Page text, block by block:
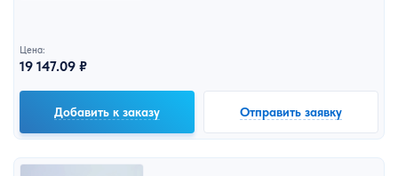
Цена:
19 147.09 ₽
Добавить к заказу Отправить заявку